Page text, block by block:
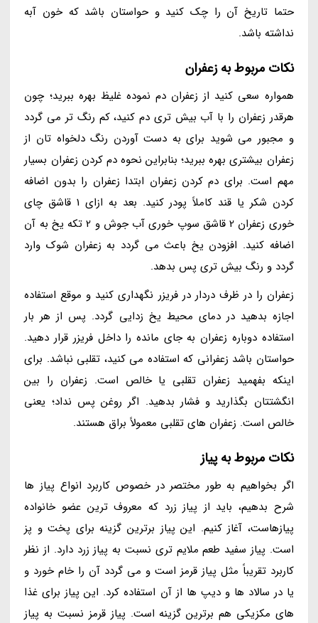
حتما تاریخ آن را چک کنید و حواستان باشد که خون آبه
نداشته باشد.
نکات مربوط به زعفران
همواره سعی کنید از زعفران دم نموده غلیظ بهره ببرید؛ چون
هرقدر زعفران را با آب بیش تری دم کنید، کم رنگ تر می گردد
و مجبور می شوید برای به دست آوردن رنگ دلخواه تان از
زعفران بیشتری بهره ببرید؛ بنابراین نحوه دم کردن زعفران بسیار
مهم است. برای دم کردن زعفران ابتدا زعفران را بدون اضافه
کردن شکر یا قند کاملاً پودر کنید. بعد به ازای 1 قاشق چای
خوری زعفران 2 قاشق سوپ خوری آب جوش و 2 تکه یخ به آن
اضافه کنید. افزودن یخ باعث می گردد به زعفران شوک وارد
گردد و رنگ بیش تری پس بدهد.
زعفران را در ظرف دردار در فریزر نگهداری کنید و موقع استفاده
اجازه بدهید در دمای محیط یخ زدایی گردد. پس از هر بار
استفاده دوباره زعفران به جای مانده را داخل فریزر قرار دهید.
حواستان باشد زعفرانی که استفاده می کنید، تقلبی نباشد. برای
اینکه بفهمید زعفران تقلبی یا خالص است. زعفران را بین
انگشتتان بگذارید و فشار بدهید. اگر روغن پس نداد؛ یعنی
خالص است. زعفران های تقلبی معمولاً براق هستند.
نکات مربوط به پیاز
اگر بخواهیم به طور مختصر در خصوص کاربرد انواع پیاز ها
شرح بدهیم، باید از پیاز زرد که معروف ترین عضو خانواده
پیازهاست، آغاز کنیم. این پیاز برترین گزینه برای پخت و پز
است. پیاز سفید طعم ملایم تری نسبت به پیاز زرد دارد. از نظر
کاربرد تقریباً مثل پیاز قرمز است و می گردد آن را خام خورد و
یا در سالاد ها و دیپ ها از آن استفاده کرد. این پیاز برای غذا
های مکزیکی هم برترین گزینه است. پیاز قرمز نسبت به پیاز